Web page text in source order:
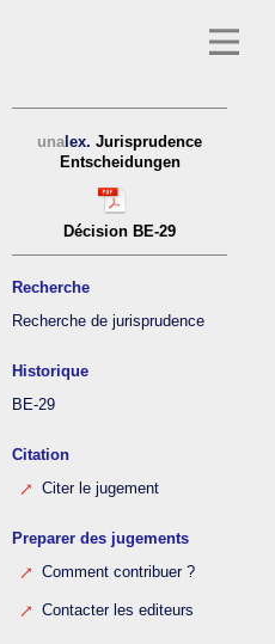
una lex. Jurisprudence
Entscheidungen
Décision BE-29
Recherche
Recherche de jurisprudence
Historique
BE-29
Citation
Citer le jugement
Preparer des jugements
Comment contribuer ?
Contacter les editeurs